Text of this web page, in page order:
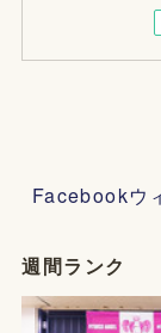
Facebookウ
週間ランク